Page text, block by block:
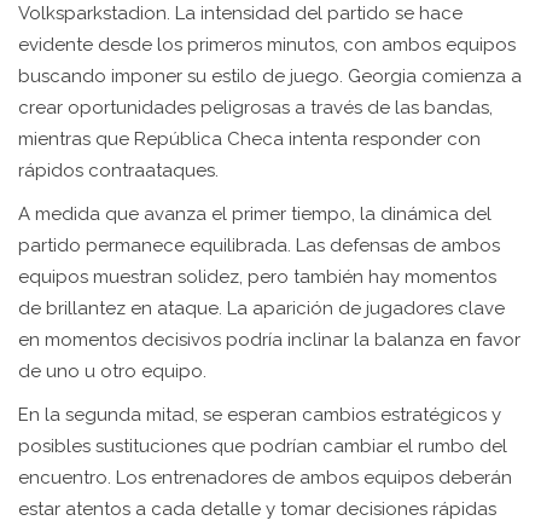
Volksparkstadion. La intensidad del partido se hace
evidente desde los primeros minutos, con ambos equipos
buscando imponer su estilo de juego. Georgia comienza a
crear oportunidades peligrosas a través de las bandas,
mientras que República Checa intenta responder con
rápidos contraataques.
A medida que avanza el primer tiempo, la dinámica del
partido permanece equilibrada. Las defensas de ambos
equipos muestran solidez, pero también hay momentos
de brillantez en ataque. La aparición de jugadores clave
en momentos decisivos podría inclinar la balanza en favor
de uno u otro equipo.
En la segunda mitad, se esperan cambios estratégicos y
posibles sustituciones que podrían cambiar el rumbo del
encuentro. Los entrenadores de ambos equipos deberán
estar atentos a cada detalle y tomar decisiones rápidas